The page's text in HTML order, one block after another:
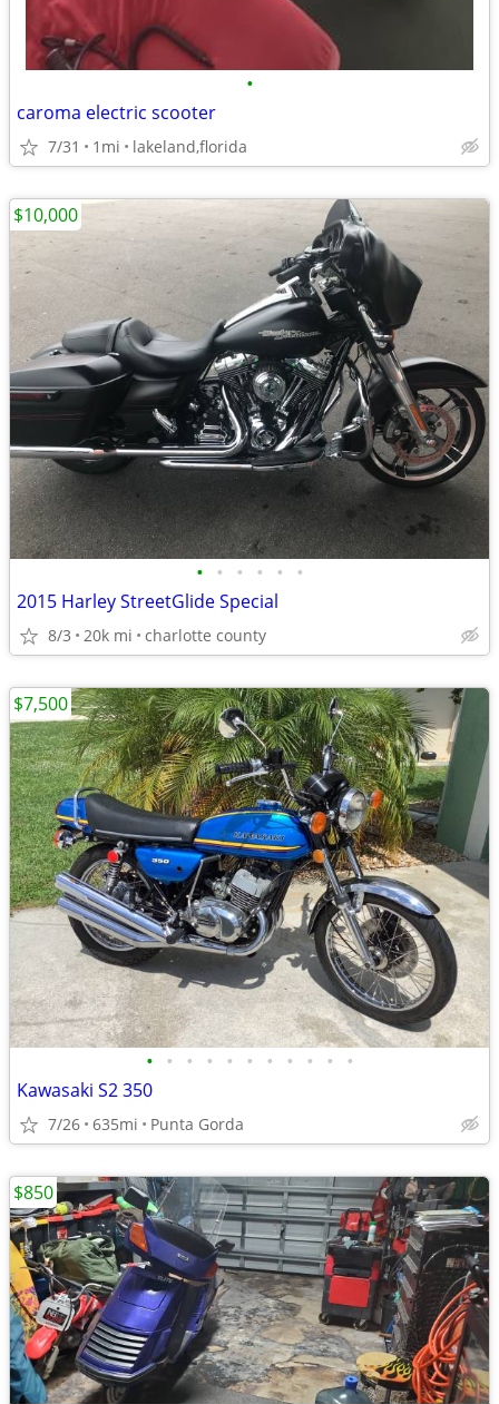
•
caroma electric scooter
7/31 1mi lakeland,florida
• • • • • •
2015 Harley StreetGlide Special
8/3 20k mi charlotte county
$10,000
• • • • • • • • • • •
Kawasaki S2 350
7/26 635mi Punta Gorda
$7,500
$850